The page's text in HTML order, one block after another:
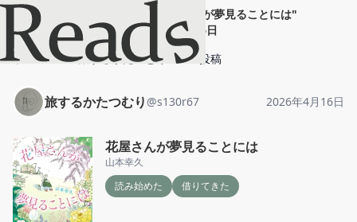
" 花屋さんが夢見ることには"
2026年4月16日
ホーム
旅するかたつむり 投稿
旅するかたつむり @s130r67 2026年4月16日
花屋さんが夢見ることには
山本幸久
読み始めた
借りてきた